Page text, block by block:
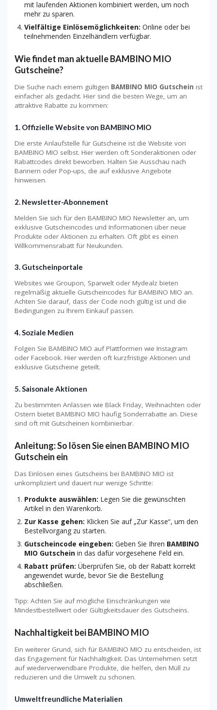
mit laufenden Aktionen kombiniert werden, um noch
mehr zu sparen.
Vielfältige Einlösemöglichkeiten: Online oder bei
teilnehmenden Einzelhändlern verfügbar.
Wie findet man aktuelle BAMBINO MIO
Gutscheine?
Die Suche nach einem gültigen BAMBINO MIO Gutschein ist
einfacher als gedacht. Hier sind die besten Wege, um an
attraktive Rabatte zu kommen:
1. Offizielle Website von BAMBINO MIO
Die erste Anlaufstelle für Gutscheine ist die Website von
BAMBINO MIO selbst. Hier werden oft Sonderaktionen oder
Rabattcodes direkt beworben. Halten Sie Ausschau nach
Bannern oder Pop-ups, die auf exklusive Angebote
hinweisen.
2. Newsletter-Abonnement
Melden Sie sich für den BAMBINO MIO Newsletter an, um
exklusive Gutscheincodes und Informationen über neue
Produkte oder Aktionen zu erhalten. Oft gibt es einen
Willkommensrabatt für Neukunden.
3. Gutscheinportale
Websites wie Groupon, Sparwelt oder Mydealz bieten
regelmäßig aktuelle Gutscheincodes für BAMBINO MIO an.
Achten Sie darauf, dass der Code noch gültig ist und die
Bedingungen zu Ihrem Einkauf passen.
4. Soziale Medien
Folgen Sie BAMBINO MIO auf Plattformen wie Instagram
oder Facebook. Hier werden oft kurzfristige Aktionen und
exklusive Gutscheine geteilt.
5. Saisonale Aktionen
Zu bestimmten Anlässen wie Black Friday, Weihnachten oder
Ostern bietet BAMBINO MIO häufig Sonderrabatte an. Diese
sind oft mit Gutscheinen kombinierbar.
Anleitung: So lösen Sie einen BAMBINO MIO
Gutschein ein
Das Einlösen eines Gutscheins bei BAMBINO MIO ist
unkompliziert und dauert nur wenige Schritte:
Produkte auswählen: Legen Sie die gewünschten
Artikel in den Warenkorb.
Zur Kasse gehen: Klicken Sie auf „Zur Kasse“, um den
Bestellvorgang zu starten.
Gutscheincode eingeben: Geben Sie Ihren BAMBINO
MIO Gutschein in das dafür vorgesehene Feld ein.
Rabatt prüfen: Überprüfen Sie, ob der Rabatt korrekt
angewendet wurde, bevor Sie die Bestellung
abschließen.
Tipp: Achten Sie auf mögliche Einschränkungen wie
Mindestbestellwert oder Gültigkeitsdauer des Gutscheins.
Nachhaltigkeit bei BAMBINO MIO
Ein weiterer Grund, sich für BAMBINO MIO zu entscheiden, ist
das Engagement für Nachhaltigkeit. Das Unternehmen setzt
auf wiederverwendbare Produkte, die helfen, den Müll zu
reduzieren und die Umwelt zu schonen.
Umweltfreundliche Materialien